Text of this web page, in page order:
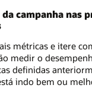
campanha nas
métricas e itere
medir o
definidas
indo bem ou